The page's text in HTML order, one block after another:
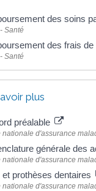
des soins
Santé
des frais
Santé
plus
préalable
nationale d'assurance
générale des
nationale d'assurance
et prothèses dentaires
nationale d'assurance